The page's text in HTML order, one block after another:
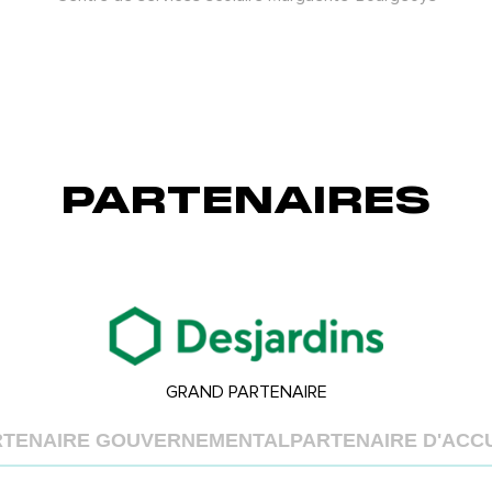
PARTENAIRES
GRAND PARTENAIRE
GOUVERNEMENTALPARTENAIRE